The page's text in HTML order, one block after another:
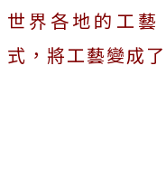
世界各地的工
式，將工藝變成